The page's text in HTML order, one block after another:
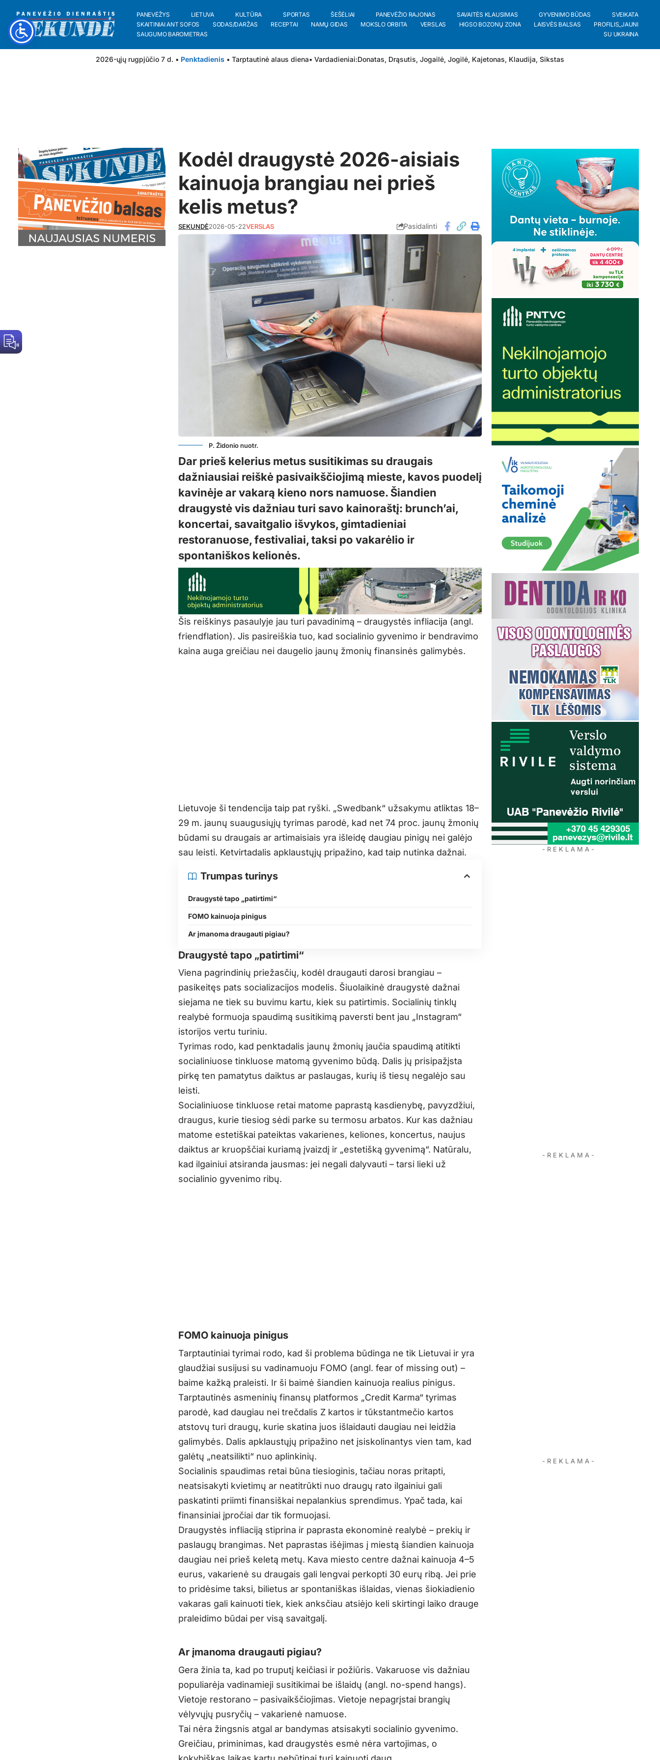
PANEVĖŽYS LIETUVA KULTŪRA SPORTAS ŠEŠĖLIAI PANEVĖŽIO RAJONAS SAVAITĖS KLAUSIMAS GYVENIMO BŪDAS
SVEIKATA
SKAITINIAI ANT SOFOS
SODAS/DARŽAS RECEPTAI NAMŲ GIDAS MOKSLO ORBITA VERSLAS HIGSO BOZONŲ ZONA LAISVĖS BALSAS
PROFILIS_JAUNI
SAUGUMO BAROMETRAS
SU UKRAINA
2026-ųjų rugpjūčio 7 d. • Penktadienis • Tarptautinė alaus diena• Vardadieniai:Donatas, Drąsutis, Jogailė, Jogilė, Kajetonas, Klaudija, Sikstas
Kodėl draugystė 2026-aisiais
kainuoja brangiau nei prieš
kelis metus?
SEKUNDĖ2026-05-22VERSLAS Pasidalinti
P. Židonio nuotr.
Dar prieš kelerius metus susitikimas su draugais
dažniausiai reiškė pasivaikščiojimą mieste, kavos puodelį
kavinėje ar vakarą kieno nors namuose. Šiandien
draugystė vis dažniau turi savo kainoraštį: brunch’ai,
koncertai, savaitgalio išvykos, gimtadieniai
restoranuose, festivaliai, taksi po vakarėlio ir
spontaniškos kelionės.
Šis reiškinys pasaulyje jau turi pavadinimą – draugystės infliacija (angl.
friendflation). Jis pasireiškia tuo, kad socialinio gyvenimo ir bendravimo
kaina auga greičiau nei daugelio jaunų žmonių finansinės galimybės.
Lietuvoje ši tendencija taip pat ryški. „Swedbank“ užsakymu atliktas 18–
29 m. jaunų suaugusiųjų tyrimas parodė, kad net 74 proc. jaunų žmonių
būdami su draugais ar artimaisiais yra išleidę daugiau pinigų nei galėjo
sau leisti. Ketvirtadalis apklaustųjų pripažino, kad taip nutinka dažnai.
Trumpas turinys
Draugystė tapo „patirtimi“
FOMO kainuoja pinigus
Ar įmanoma draugauti pigiau?
Draugystė tapo „patirtimi“
Viena pagrindinių priežasčių, kodėl draugauti darosi brangiau –
pasikeitęs pats socializacijos modelis. Šiuolaikinė draugystė dažnai
siejama ne tiek su buvimu kartu, kiek su patirtimis. Socialinių tinklų
realybė formuoja spaudimą susitikimą paversti bent jau „Instagram“
istorijos vertu turiniu.
Tyrimas rodo, kad penktadalis jaunų žmonių jaučia spaudimą atitikti
socialiniuose tinkluose matomą gyvenimo būdą. Dalis jų prisipažįsta
pirkę ten pamatytus daiktus ar paslaugas, kurių iš tiesų negalėjo sau
leisti.
Socialiniuose tinkluose retai matome paprastą kasdienybę, pavyzdžiui,
draugus, kurie tiesiog sėdi parke su termosu arbatos. Kur kas dažniau
matome estetiškai pateiktas vakarienes, keliones, koncertus, naujus
daiktus ar kruopščiai kuriamą įvaizdį ir „estetišką gyvenimą“. Natūralu,
kad ilgainiui atsiranda jausmas: jei negali dalyvauti – tarsi lieki už
socialinio gyvenimo ribų.
FOMO kainuoja pinigus
Tarptautiniai tyrimai rodo, kad ši problema būdinga ne tik Lietuvai ir yra
glaudžiai susijusi su vadinamuoju FOMO (angl. fear of missing out) –
baime kažką praleisti. Ir ši baimė šiandien kainuoja realius pinigus.
Tarptautinės asmeninių finansų platformos „Credit Karma“ tyrimas
parodė, kad daugiau nei trečdalis Z kartos ir tūkstantmečio kartos
atstovų turi draugų, kurie skatina juos išlaidauti daugiau nei leidžia
galimybės. Dalis apklaustųjų pripažino net įsiskolinantys vien tam, kad
galėtų „neatsilikti“ nuo aplinkinių.
Socialinis spaudimas retai būna tiesioginis, tačiau noras pritapti,
neatsisakyti kvietimų ar neatitrūkti nuo draugų rato ilgainiui gali
paskatinti priimti finansiškai nepalankius sprendimus. Ypač tada, kai
finansiniai įpročiai dar tik formuojasi.
Draugystės infliaciją stiprina ir paprasta ekonominė realybė – prekių ir
paslaugų brangimas. Net paprastas išėjimas į miestą šiandien kainuoja
daugiau nei prieš keletą metų. Kava miesto centre dažnai kainuoja 4–5
eurus, vakarienė su draugais gali lengvai perkopti 30 eurų ribą. Jei prie
to pridėsime taksi, bilietus ar spontaniškas išlaidas, vienas šiokiadienio
vakaras gali kainuoti tiek, kiek anksčiau atsiėjo keli skirtingi laiko drauge
praleidimo būdai per visą savaitgalį.
Ar įmanoma draugauti pigiau?
Gera žinia ta, kad po truputį keičiasi ir požiūris. Vakaruose vis dažniau
populiarėja vadinamieji susitikimai be išlaidų (angl. no-spend hangs).
Vietoje restorano – pasivaikščiojimas. Vietoje nepagrįstai brangių
vėlyvųjų pusryčių – vakarienė namuose.
Tai nėra žingsnis atgal ar bandymas atsisakyti socialinio gyvenimo.
Greičiau, priminimas, kad draugystės esmė nėra vartojimas, o
- R E K L A M A -
- R E K L A M A -
- R E K L A M A -